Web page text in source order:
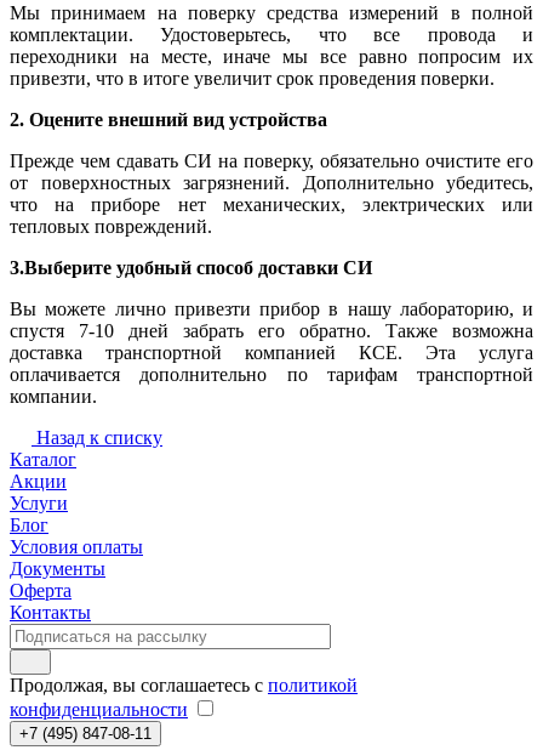
Мы принимаем на поверку средства измерений в полной
комплектации. Удостоверьтесь, что все провода и
переходники на месте, иначе мы все равно попросим их
привезти, что в итоге увеличит срок проведения поверки.
2. Оцените внешний вид устройства
Прежде чем сдавать СИ на поверку, обязательно очистите его
от поверхностных загрязнений. Дополнительно убедитесь,
что на приборе нет механических, электрических или
тепловых повреждений.
3.Выберите удобный способ доставки СИ
Вы можете лично привезти прибор в нашу лабораторию, и
спустя 7-10 дней забрать его обратно. Также возможна
доставка транспортной компанией КСЕ. Эта услуга
оплачивается дополнительно по тарифам транспортной
компании.
Назад к списку
Каталог
Акции
Услуги
Блог
Условия оплаты
Документы
Оферта
Контакты
Продолжая, вы соглашаетесь с политикой
конфиденциальности
+7 (495) 847-08-11